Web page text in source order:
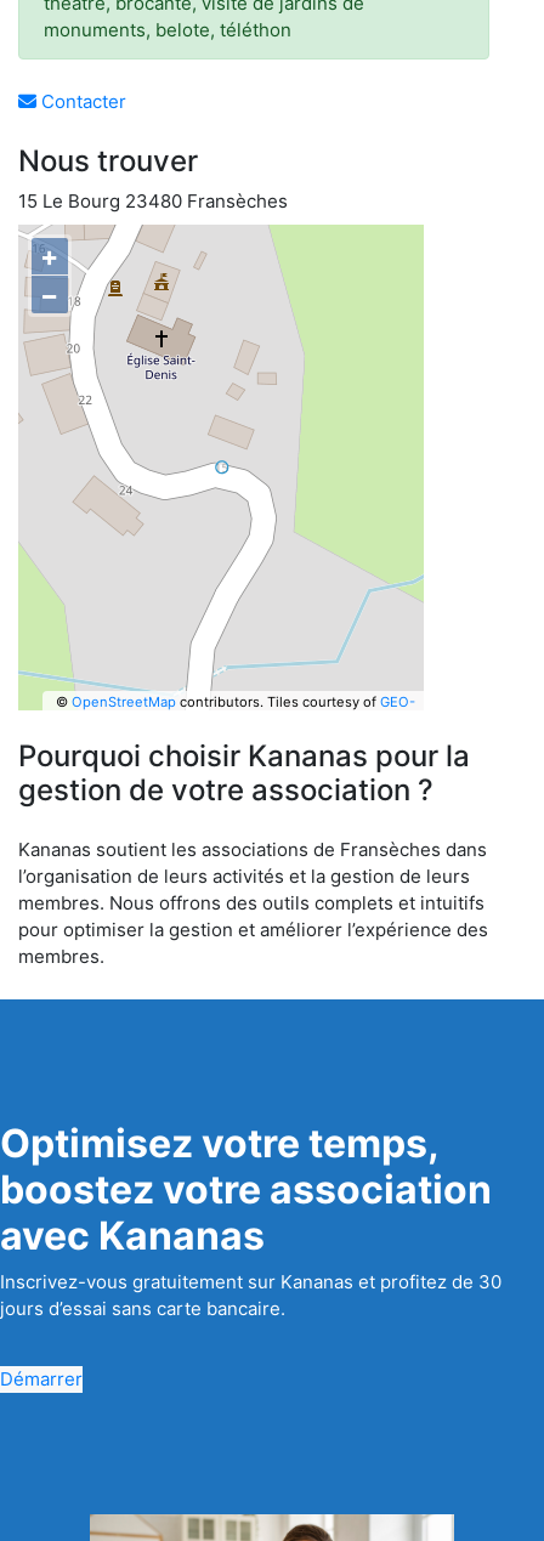
monuments, belote, téléthon
Contacter
Nous trouver
15 Le Bourg 23480 Fransèches
+
−
© OpenStreetMapcontributors. Tiles courtesy of GEO-
Pourquoi choisir Kananas pour la
gestion de votre association ?
Kananas soutient les associations de Fransèches dans
l’organisation de leurs activités et la gestion de leurs
membres. Nous offrons des outils complets et intuitifs
pour optimiser la gestion et améliorer l’expérience des
membres.
Optimisez votre temps,
boostez votre association
avec Kananas
Inscrivez-vous gratuitement sur Kananas et profitez de 30
jours d’essai sans carte bancaire.
Démarrer